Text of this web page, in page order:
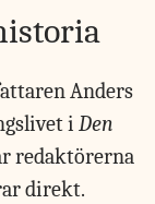
Anders
i Den
redaktörerna
direkt.